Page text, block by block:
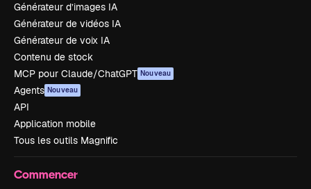
Générateur d’images IA
Générateur de vidéos IA
Générateur de voix IA
Contenu de stock
MCP pour Claude/ChatGPT Nouveau
Agents Nouveau
API
Application mobile
Tous les outils Magnific
Commencer